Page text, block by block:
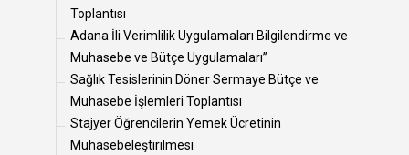
Toplantısı
Adana İli Verimlilik Uygulamaları Bilgilendirme ve
Muhasebe ve Bütçe Uygulamaları”
Sağlık Tesislerinin Döner Sermaye Bütçe ve
Muhasebe İşlemleri Toplantısı
Stajyer Öğrencilerin Yemek Ücretinin
Muhasebeleştirilmesi